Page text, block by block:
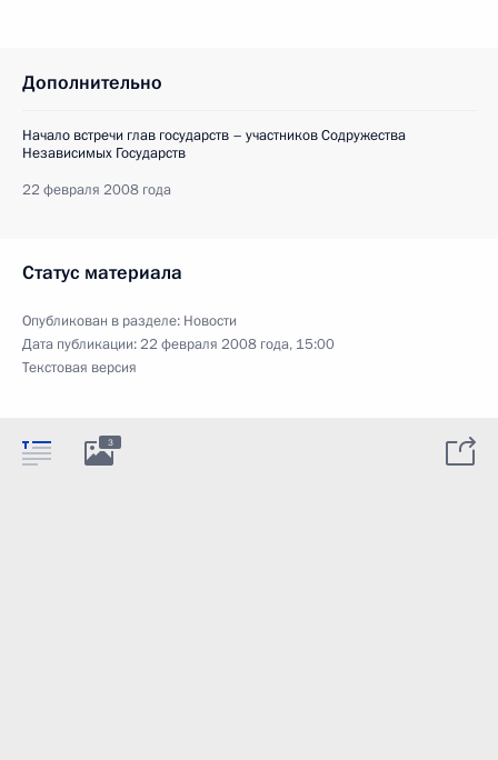
Дополнительно
Начало встречи глав государств – участников Содружества
Независимых Государств
22 февраля 2008 года
Статус материала
Опубликован в разделе: Новости
Дата публикации:22 февраля 2008 года, 15:00
Текстовая версия
3